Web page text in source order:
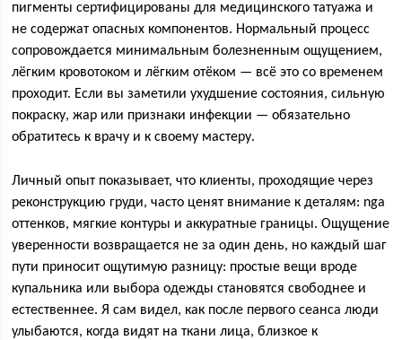
пигменты сертифицированы для медицинского татуажа и
не содержат опасных компонентов. Нормальный процесс
сопровождается минимальным болезненным ощущением,
лёгким кровотоком и лёгким отёком — всё это со временем
проходит. Если вы заметили ухудшение состояния, сильную
покраску, жар или признаки инфекции — обязательно
обратитесь к врачу и к своему мастеру.
Личный опыт показывает, что клиенты, проходящие через
реконструкцию груди, часто ценят внимание к деталям: nga
оттенков, мягкие контуры и аккуратные границы. Ощущение
уверенности возвращается не за один день, но каждый шаг
пути приносит ощутимую разницу: простые вещи вроде
купальника или выбора одежды становятся свободнее и
естественнее. Я сам видел, как после первого сеанса люди
улыбаются, когда видят на ткани лица, близкое к